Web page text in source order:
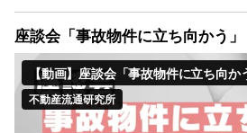
座談会「事故物件に立ち向かう」